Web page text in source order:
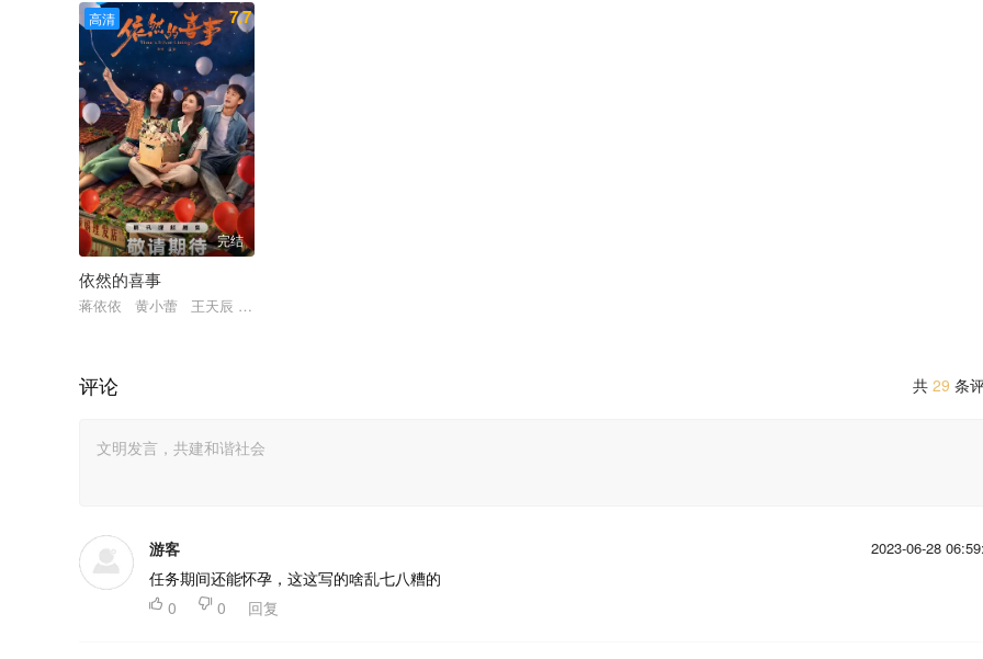
高清 7.7
完结
依然的喜事
蒋依依 黄小蕾 王天辰 李依晓 吕昀峰 石杭鹭 彭雅琦 张粟 刘亚津 宗峰岩
共 29 条
评论
游客 2023-06-28
任务期间还能怀孕，这这写的啥乱七八糟的
 0  0 回复